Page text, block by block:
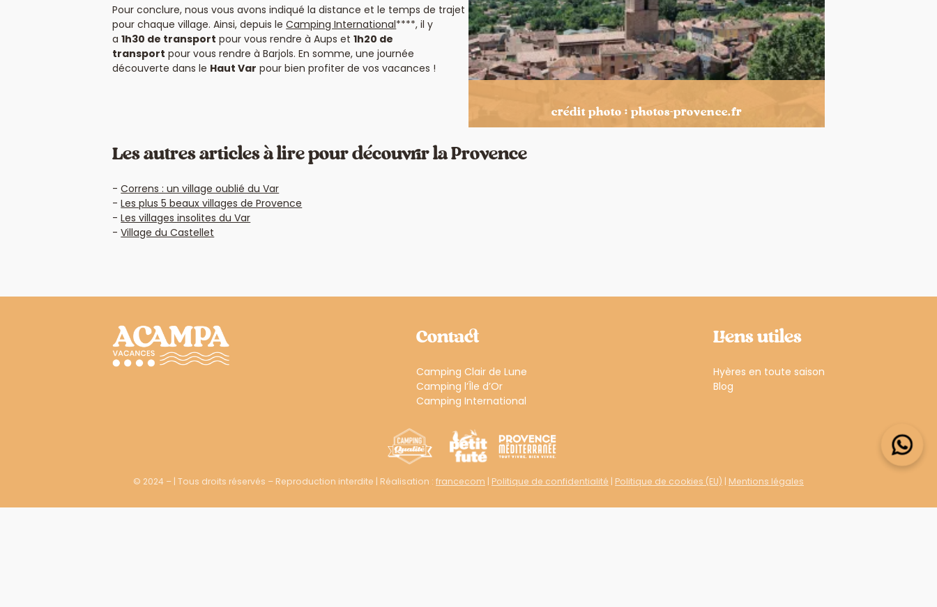
Pour conclure, nous vous avons indiqué la distance et le temps de trajet
pour chaque village. Ainsi, depuis leCamping International****, il y
a1h30 de transport pour vous rendre à Aups et1h20 de
transport pour vous rendre à Barjols. En somme, une journée
découverte dans le Haut Var pour bien profiter de vos vacances !
crédit photo : photos-provence.fr
Les autres articles à lire pour découvrir la Provence
Correns : un village oublié du Var
Les plus 5 beaux villages de Provence
Les villages insolites du Var
Village du Castellet
Contact
Camping Clair de Lune
Camping l’Île d’Or
Camping International
Liens utiles
Hyères en toute saison
Blog
© 2024 – | Tous droits réservés – Reproduction interdite | Réalisation : francecom | Politique de confidentialité | Politique de cookies (EU) | Mentions légales